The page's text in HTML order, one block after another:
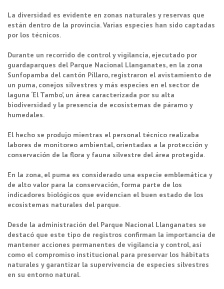
La diversidad es evidente en zonas naturales y reservas que
están dentro de la provincia. Varias especies han sido captadas
por los técnicos.
Durante un recorrido de control y vigilancia, ejecutado por
guardaparques del Parque Nacional Llanganates, en la zona
Sunfopamba del cantón Píllaro, registraron el avistamiento de
un puma, conejos silvestres y más especies en el sector de
laguna ‘El Tambo’, un área caracterizada por su alta
biodiversidad y la presencia de ecosistemas de páramo y
humedales.
El hecho se produjo mientras el personal técnico realizaba
labores de monitoreo ambiental, orientadas a la protección y
conservación de la flora y fauna silvestre del área protegida.
En la zona, el puma es considerado una especie emblemática y
de alto valor para la conservación, forma parte de los
indicadores biológicos que evidencian el buen estado de los
ecosistemas naturales del parque.
Desde la administración del Parque Nacional Llanganates se
destacó que este tipo de registros confirman la importancia de
mantener acciones permanentes de vigilancia y control, así
como el compromiso institucional para preservar los hábitats
naturales y garantizar la supervivencia de especies silvestres
en su entorno natural.